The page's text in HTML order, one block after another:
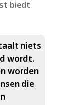
biedt
niets
wordt.​
worden
die